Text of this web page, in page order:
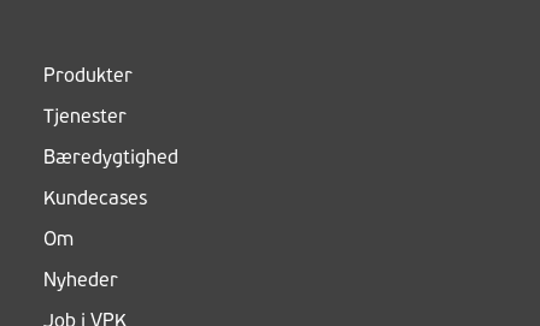
Produkter
Tjenester
Bæredygtighed
Kundecases
Om
Nyheder